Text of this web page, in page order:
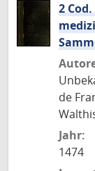
2
de
Jahr:
1474